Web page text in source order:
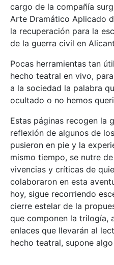
cargo de la compañía
Arte Dramático Aplicado
la recuperación para la
de la guerra civil en
Pocas herramientas tan
hecho teatral en vivo,
a la sociedad la palabra
ocultado o no hemos
Estas páginas recogen la
reflexión de algunos de
pusieron en pie y la
mismo tiempo, se nutre
vivencias y críticas de
colaboraron en esta
hoy, sigue recorriendo
cierre estelar de la
que componen la trilogía,
enlaces que llevarán al
hecho teatral, supone